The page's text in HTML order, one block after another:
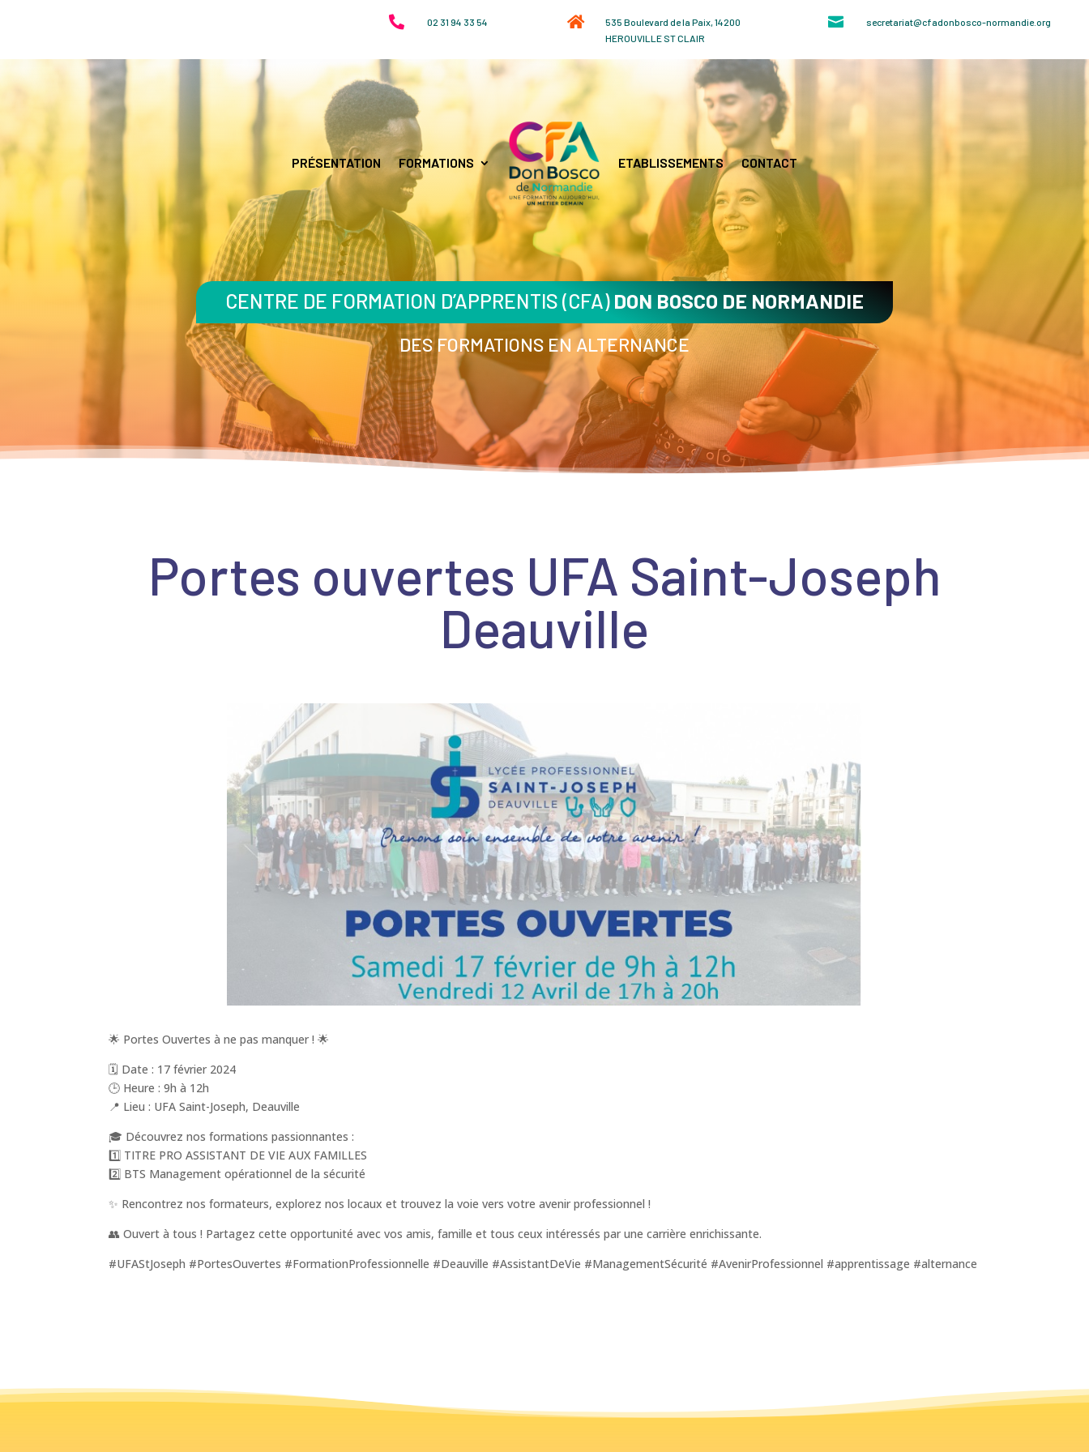
 02 31 94 33 54 
535 Boulevard de la Paix, 14200
HEROUVILLE ST CLAIR
 secretariat@cfadonbosco-normandie.org
PRÉSENTATION FORMATIONS ETABLISSEMENTS CONTACT
CENTRE DE FORMATION D’APPRENTIS (CFA) DON BOSCO DE NORMANDIE
DES FORMATIONS EN ALTERNANCE
Portes ouvertes UFA Saint-Joseph
Deauville
🌟 Portes Ouvertes à ne pas manquer ! 🌟
🗓️ Date : 17 février 2024
🕒 Heure : 9h à 12h
📍 Lieu : UFA Saint-Joseph, Deauville
🎓 Découvrez nos formations passionnantes :
1️⃣ TITRE PRO ASSISTANT DE VIE AUX FAMILLES
2️⃣ BTS Management opérationnel de la sécurité
✨ Rencontrez nos formateurs, explorez nos locaux et trouvez la voie vers votre avenir professionnel !
👥 Ouvert à tous ! Partagez cette opportunité avec vos amis, famille et tous ceux intéressés par une carrière enrichissante.
#UFAStJoseph #PortesOuvertes #FormationProfessionnelle #Deauville #AssistantDeVie #ManagementSécurité #AvenirProfessionnel #apprentissage #alternance